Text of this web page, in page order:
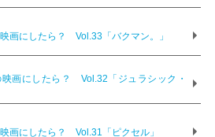
画にしたら？ Vol.33「バクマン。」
画にしたら？ Vol.32「ジュラシック・
画にしたら？ Vol.31「ピクセル」